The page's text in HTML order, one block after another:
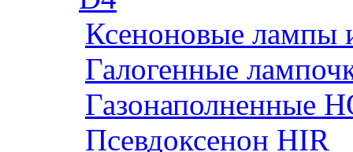
Ксеноновые лампы
Галогенные
Газонаполненные
Псевдоксенон HIR